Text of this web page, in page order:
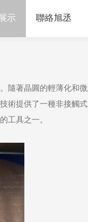
示 聯絡旭丞
隨著晶圓的輕薄化和
術提供了一種非接觸
工具之一。